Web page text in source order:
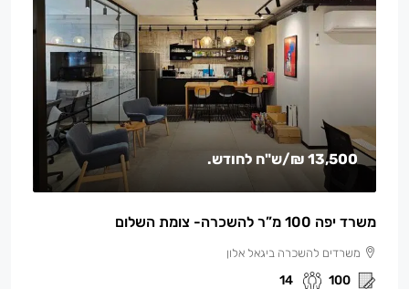
13,500 ₪ /ש"ח לחודש.
משרד יפה 100 מ”ר להשכרה- צומת השלום
משרדים להשכרה ביגאל אלון
100
14